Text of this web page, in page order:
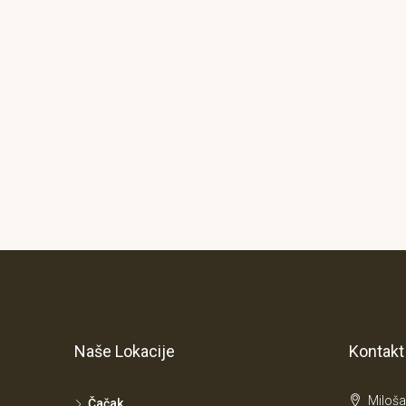
Naše Lokacije Kontakt